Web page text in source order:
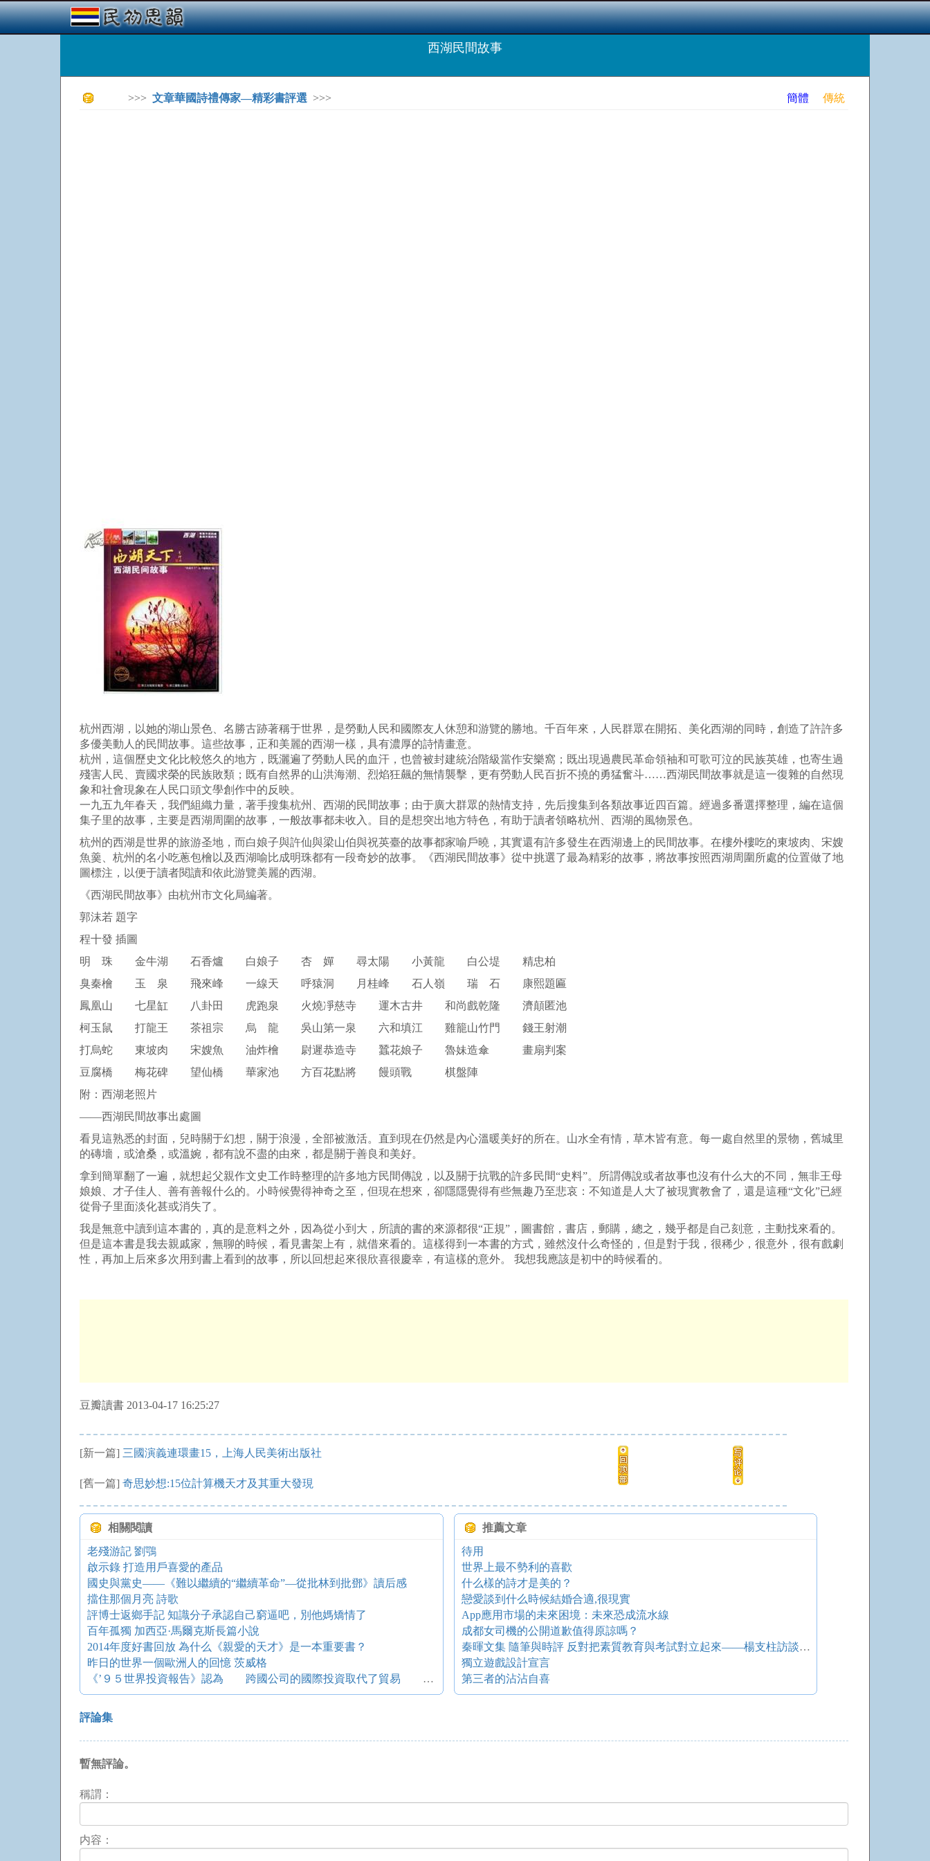
西湖民間故事
>>> 文章華國詩禮傳家—精彩書評選 >>> 簡體 傳統
杭州西湖，以她的湖山景色、名勝古跡著稱于世界，是勞動人民和國際友人休憩和游覽的勝地。千百年來，人民群眾在開拓、美化西湖的同時，創造了許許多
多優美動人的民間故事。這些故事，正和美麗的西湖一樣，具有濃厚的詩情畫意。
杭州，這個歷史文化比較悠久的地方，既灑遍了勞動人民的血汗，也曾被封建統治階級當作安樂窩；既出現過農民革命領袖和可歌可泣的民族英雄，也寄生過
殘害人民、賣國求榮的民族敗類；既有自然界的山洪海潮、烈焰狂飆的無情襲擊，更有勞動人民百折不撓的勇猛奮斗……西湖民間故事就是這一復雜的自然現
象和社會現象在人民口頭文學創作中的反映。
一九五九年春天，我們組織力量，著手搜集杭州、西湖的民間故事；由于廣大群眾的熱情支持，先后搜集到各類故事近四百篇。經過多番選擇整理，編在這個
集子里的故事，主要是西湖周圍的故事，一般故事都未收入。目的是想突出地方特色，有助于讀者領略杭州、西湖的風物景色。
杭州的西湖是世界的旅游圣地，而白娘子與許仙與梁山伯與祝英臺的故事都家喻戶曉，其實還有許多發生在西湖邊上的民間故事。在樓外樓吃的東坡肉、宋嫂
魚羹、杭州的名小吃蔥包檜以及西湖喻比成明珠都有一段奇妙的故事。《西湖民間故事》從中挑選了最為精彩的故事，將故事按照西湖周圍所處的位置做了地
圖標注，以便于讀者閱讀和依此游覽美麗的西湖。
《西湖民間故事》由杭州市文化局編著。
郭沫若 題字
程十發 插圖
明 珠 金牛湖 石香爐 白娘子 杏 嬋 尋太陽 小黃龍 白公堤 精忠柏
臭秦檜 玉 泉 飛來峰 一線天 呼猿洞 月桂峰 石人嶺 瑞 石 康熙題匾
鳳凰山 七星缸 八卦田 虎跑泉 火燒凈慈寺 運木古井 和尚戲乾隆 濟顛匿池
柯玉鼠 打龍王 茶祖宗 烏 龍 吳山第一泉 六和填江 雞籠山竹門 錢王射潮
打烏蛇 東坡肉 宋嫂魚 油炸檜 尉遲恭造寺 蠶花娘子 魯妹造傘 畫扇判案
豆腐橋 梅花碑 望仙橋 華家池 方百花點將 饅頭戰 棋盤陣
附：西湖老照片
——西湖民間故事出處圖
看見這熟悉的封面，兒時關于幻想，關于浪漫，全部被激活。直到現在仍然是內心溫暖美好的所在。山水全有情，草木皆有意。每一處自然里的景物，舊城里
的磚墻，或滄桑，或溫婉，都有說不盡的由來，都是關于善良和美好。
拿到簡單翻了一遍，就想起父親作文史工作時整理的許多地方民間傳說，以及關于抗戰的許多民間“史料”。所謂傳說或者故事也沒有什么大的不同，無非王母
娘娘、才子佳人、善有善報什么的。小時候覺得神奇之至，但現在想來，卻隱隱覺得有些無趣乃至悲哀：不知道是人大了被現實教會了，還是這種“文化”已經
從骨子里面淡化甚或消失了。
我是無意中讀到這本書的，真的是意料之外，因為從小到大，所讀的書的來源都很“正規”，圖書館，書店，郵購，總之，幾乎都是自己刻意，主動找來看的。
但是這本書是我去親戚家，無聊的時候，看見書架上有，就借來看的。這樣得到一本書的方式，雖然沒什么奇怪的，但是對于我，很稀少，很意外，很有戲劇
性，再加上后來多次用到書上看到的故事，所以回想起來很欣喜很慶幸，有這樣的意外。 我想我應該是初中的時候看的。
豆瓣讀書 2013-04-17 16:25:27
[新一篇] 三國演義連環畫15，上海人民美術出版社
[舊一篇] 奇思妙想:15位計算機天才及其重大發現
相關閱讀
老殘游記 劉鶚
啟示錄 打造用戶喜愛的產品
國史與黨史——《難以繼續的“繼續革命”—從批林到批鄧》讀后感
擋住那個月亮 詩歌
評博士返鄉手記 知識分子承認自己窮逼吧，別他媽矯情了
百年孤獨 加西亞·馬爾克斯長篇小說
2014年度好書回放 為什么《親愛的天才》是一本重要書？
昨日的世界一個歐洲人的回憶 茨威格
《’９５世界投資報告》認為 跨國公司的國際投資取代了貿易 成為國際經濟一體化中最重要的機制
推薦文章
待用
世界上最不勢利的喜歡
什么樣的詩才是美的？
戀愛談到什么時候結婚合適,很現實
App應用市場的未來困境：未來恐成流水線
成都女司機的公開道歉值得原諒嗎？
秦暉文集 隨筆與時評 反對把素質教育與考試對立起來——楊支柱訪談秦暉
獨立遊戲設計宣言
第三者的沾沾自喜
評論集
暫無評論。
稱謂：
内容：